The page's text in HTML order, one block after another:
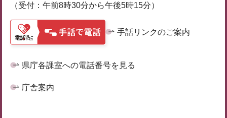
（受付：午前8時30分から午後5時15分）
手話リンクのご案内
県庁各課室への電話番号を見る
庁舎案内